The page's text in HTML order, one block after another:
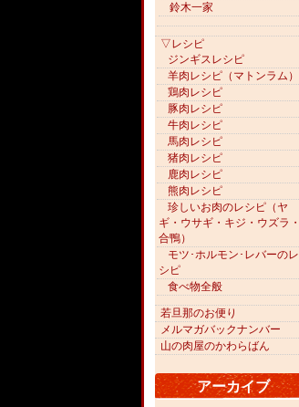
鈴木一家
▽レシピ
ジンギスレシピ
羊肉レシピ（マトンラム）
鶏肉レシピ
豚肉レシピ
牛肉レシピ
馬肉レシピ
猪肉レシピ
鹿肉レシピ
熊肉レシピ
珍しいお肉のレシピ（ヤ
ギ・ウサギ・キジ・ウズラ・
合鴨）
モツ･ホルモン･レバーのレ
シピ
食べ物全般
若旦那のお便り
メルマガバックナンバー
山の肉屋のかわらばん
アーカイブ